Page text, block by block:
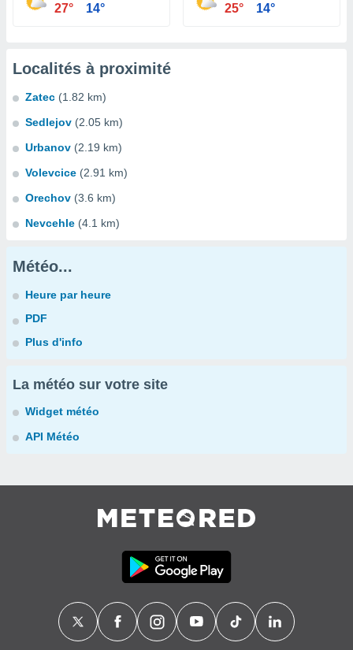
27° 14° 25° 14°
Localités à proximité
Zatec (1.82 km)
Sedlejov (2.05 km)
Urbanov (2.19 km)
Volevcice (2.91 km)
Orechov (3.6 km)
Nevcehle (4.1 km)
Météo...
Heure par heure
PDF
Plus d'info
La météo sur votre site
Widget météo
API Météo